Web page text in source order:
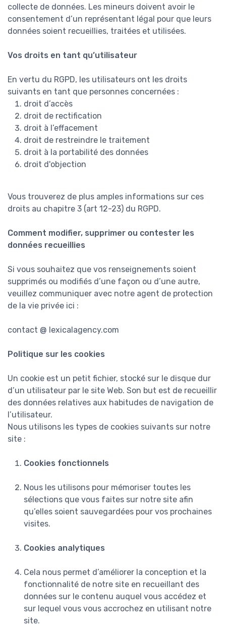
collecte de données. Les mineurs doivent avoir le
consentement d’un représentant légal pour que leurs
données soient recueillies, traitées et utilisées.
Vos droits en tant qu’utilisateur
En vertu du RGPD, les utilisateurs ont les droits
suivants en tant que personnes concernées :
droit d’accès
droit de rectification
droit à l’effacement
droit de restreindre le traitement
droit à la portabilité des données
droit d'objection
Vous trouverez de plus amples informations sur ces
droits au chapitre 3 (art 12-23) du RGPD.
Comment modifier, supprimer ou contester les
données recueillies
Si vous souhaitez que vos renseignements soient
supprimés ou modifiés d’une façon ou d’une autre,
veuillez communiquer avec notre agent de protection
de la vie privée ici :
contact @ lexicalagency.com
Politique sur les cookies
Un cookie est un petit fichier, stocké sur le disque dur
d’un utilisateur par le site Web. Son but est de recueillir
des données relatives aux habitudes de navigation de
l’utilisateur.
Nous utilisons les types de cookies suivants sur notre
site :
Cookies fonctionnels
Nous les utilisons pour mémoriser toutes les
sélections que vous faites sur notre site afin
qu’elles soient sauvegardées pour vos prochaines
visites.
Cookies analytiques
Cela nous permet d’améliorer la conception et la
fonctionnalité de notre site en recueillant des
données sur le contenu auquel vous accédez et
sur lequel vous vous accrochez en utilisant notre
site.